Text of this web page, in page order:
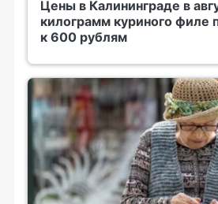
Цены в Калининграде в
килограмм куриного филе
к 600 рублям